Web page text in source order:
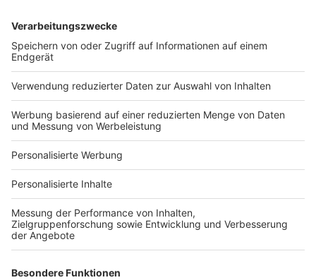
Services
Bauprojekt-Quiz
Häuser-Suche
Hausanbieter-Suche
Bauprojekt-Profil
Für Unternehmen
Ihre Baufirma auf bauen.de
Kostenloses Infogespräch